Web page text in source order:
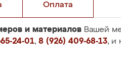
Оплата
и материалов Вашей
24-01, 8 (926) 409-68-13, и